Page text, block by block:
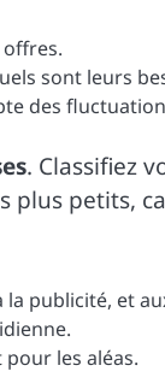
sont leurs
des
. Classifiez
plus petits,
la publicité, et
les aléas.